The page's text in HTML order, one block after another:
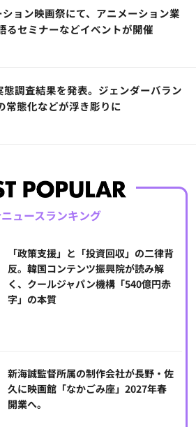
ョン映画祭にて、アニメーション業
るセミナーなどイベントが開催
調査結果を発表。ジェンダーバラン
常態化などが浮き彫りに
ュースランキング
「政策支援」と「投資回収」の二律背
反。韓国コンテンツ振興院が読み解
く、クールジャパン機構「540億円赤
字」の本質
新海誠監督所属の制作会社が長野・佐
久に映画館「なかごみ座」2027年春
開業へ。